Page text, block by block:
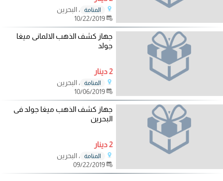
المنامة
، البحرين
10/22/2019
جهاز كشف الذهب الالمانى ميغا
جولد
2 دينار
المنامة
، البحرين
10/06/2019
جهاز كشف الذهب ميغا جولد فى
البحرين
2 دينار
المنامة
، البحرين
09/22/2019